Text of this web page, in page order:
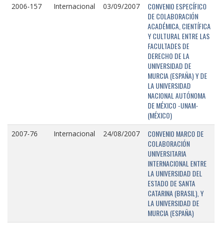
2006-157 Internacional 03/09/2007
CONVENIO ESPECÍFICO
DE COLABORACIÓN
ACADÉMICA, CIENTÍFICA
Y CULTURAL ENTRE LAS
FACULTADES DE
DERECHO DE LA
UNIVERSIDAD DE
MURCIA (ESPAÑA) Y DE
LA UNIVERSIDAD
NACIONAL AUTÓNOMA
DE MÉXICO -UNAM-
(MÉXICO)
2007-76 Internacional 24/08/2007
CONVENIO MARCO DE
COLABORACIÓN
UNIVERSITARIA
INTERNACIONAL ENTRE
LA UNIVERSIDAD DEL
ESTADO DE SANTA
CATARINA (BRASIL), Y
LA UNIVERSIDAD DE
MURCIA (ESPAÑA)